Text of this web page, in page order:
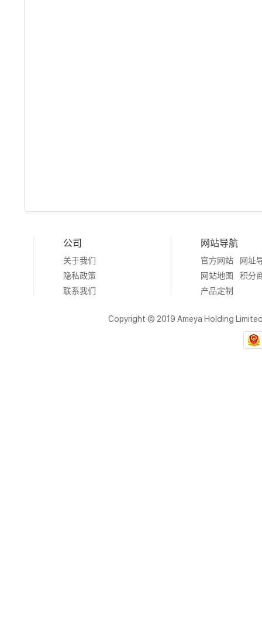
公司
关于我们
隐私政策
联系我们
网站导航
官方网站
网址
网站地图
积分
产品定制
Copyright © 2019 Ameya Holding